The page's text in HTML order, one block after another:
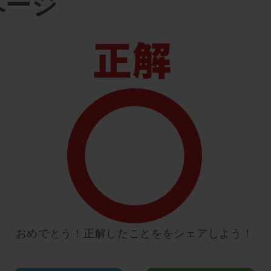
おめでとう！正解したことををシェアしよう！